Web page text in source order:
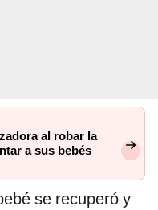
al robar la
a sus bebés
se recuperó y